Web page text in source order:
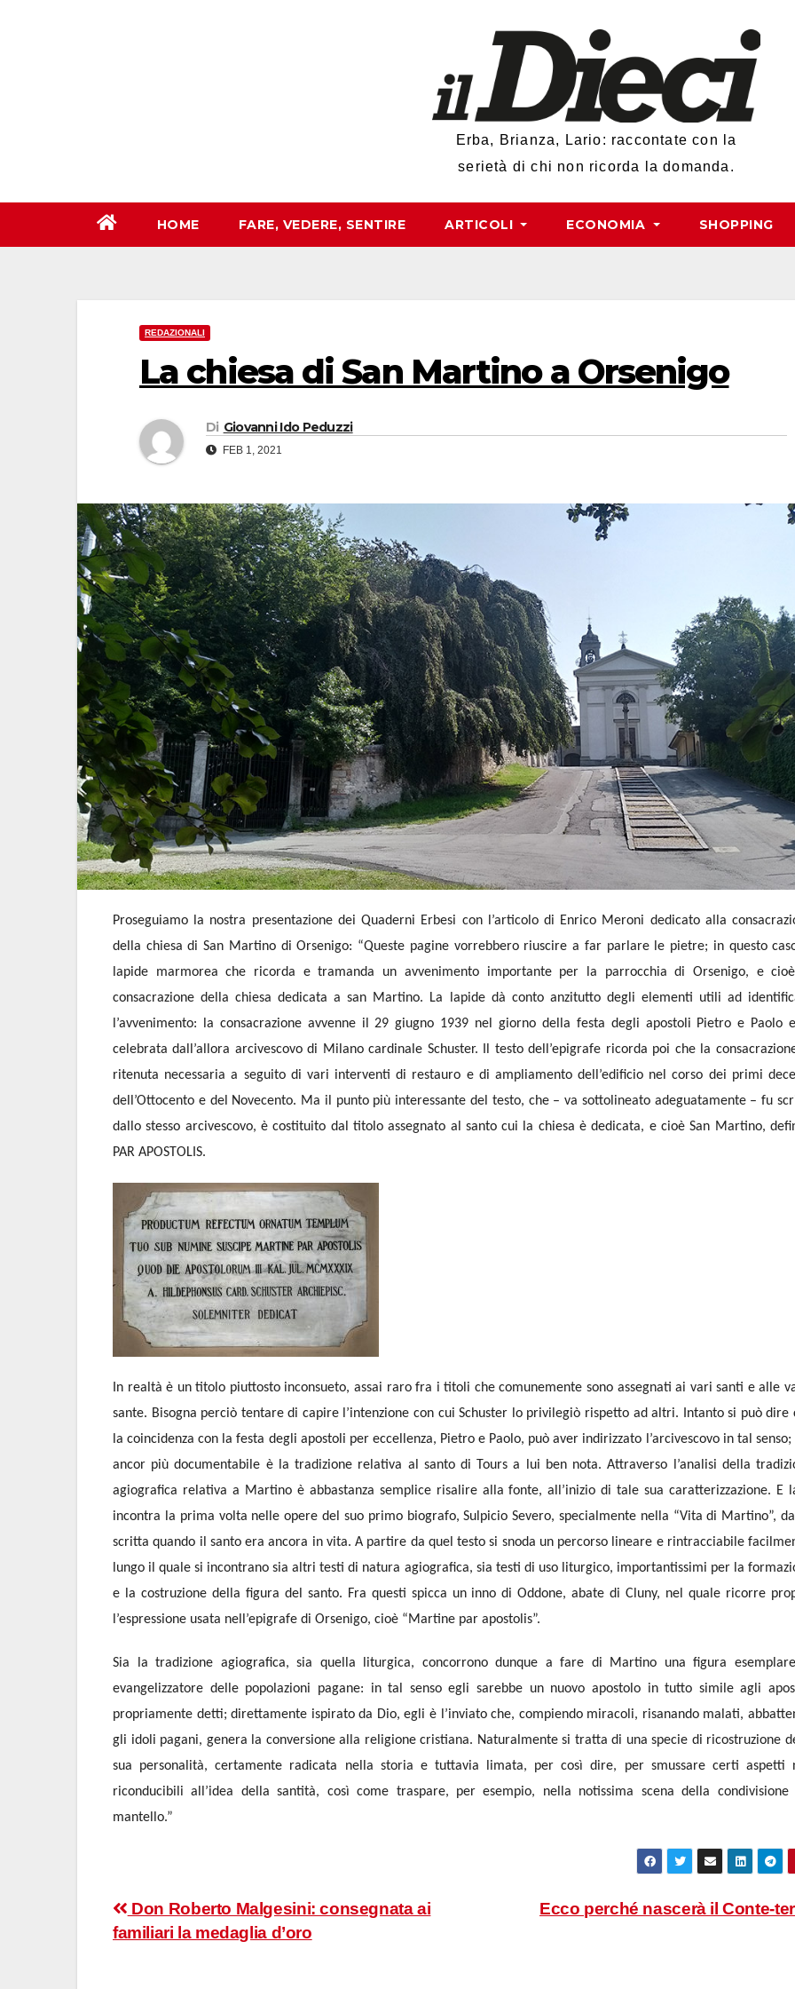
Erba, Brianza, Lario: raccontate con la
serietà di chi non ricorda la domanda.
HOME FARE, VEDERE, SENTIRE ARTICOLI ECONOMIA SHOPPING
REDAZIONALI
La chiesa di San Martino a Orsenigo
Di Giovanni Ido Peduzzi
FEB 1, 2021
Proseguiamo la nostra presentazione dei Quaderni Erbesi con l’articolo di Enrico Meroni dedicato alla
della chiesa di San Martino di Orsenigo: “Queste pagine vorrebbero riuscire a far parlare le pietre; in questo
lapide marmorea che ricorda e tramanda un avvenimento importante per la parrocchia di Orsenigo, e
consacrazione della chiesa dedicata a san Martino. La lapide dà conto anzitutto degli elementi utili ad
l’avvenimento: la consacrazione avvenne il 29 giugno 1939 nel giorno della festa degli apostoli Pietro e Paolo
celebrata dall’allora arcivescovo di Milano cardinale Schuster. Il testo dell’epigrafe ricorda poi che la
ritenuta necessaria a seguito di vari interventi di restauro e di ampliamento dell’edificio nel corso dei primi
dell’Ottocento e del Novecento. Ma il punto più interessante del testo, che – va sottolineato adeguatamente – fu
dallo stesso arcivescovo, è costituito dal titolo assegnato al santo cui la chiesa è dedicata, e cioè San Martino,
PAR APOSTOLIS.
In realtà è un titolo piuttosto inconsueto, assai raro fra i titoli che comunemente sono assegnati ai vari santi e alle
sante. Bisogna perciò tentare di capire l’intenzione con cui Schuster lo privilegiò rispetto ad altri. Intanto si può dire
la coincidenza con la festa degli apostoli per eccellenza, Pietro e Paolo, può aver indirizzato l’arcivescovo in tal senso;
ancor più documentabile è la tradizione relativa al santo di Tours a lui ben nota. Attraverso l’analisi della
agiografica relativa a Martino è abbastanza semplice risalire alla fonte, all’inizio di tale sua caratterizzazione. E
incontra la prima volta nelle opere del suo primo biografo, Sulpicio Severo, specialmente nella “Vita di Martino”,
scritta quando il santo era ancora in vita. A partire da quel testo si snoda un percorso lineare e rintracciabile
lungo il quale si incontrano sia altri testi di natura agiografica, sia testi di uso liturgico, importantissimi per la
e la costruzione della figura del santo. Fra questi spicca un inno di Oddone, abate di Cluny, nel quale ricorre
l’espressione usata nell’epigrafe di Orsenigo, cioè “Martine par apostolis”.
Sia la tradizione agiografica, sia quella liturgica, concorrono dunque a fare di Martino una figura
evangelizzatore delle popolazioni pagane: in tal senso egli sarebbe un nuovo apostolo in tutto simile agli
propriamente detti; direttamente ispirato da Dio, egli è l’inviato che, compiendo miracoli, risanando malati,
gli idoli pagani, genera la conversione alla religione cristiana. Naturalmente si tratta di una specie di ricostruzione
sua personalità, certamente radicata nella storia e tuttavia limata, per così dire, per smussare certi aspetti
riconducibili all’idea della santità, così come traspare, per esempio, nella notissima scena della condivisione
mantello.”
Navigazione
articoli
Ecco perché nascerà il Conte-
Don Roberto Malgesini: consegnata ai
familiari la medaglia d’oro